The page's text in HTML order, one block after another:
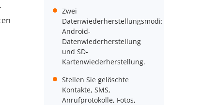
Zwei
Datenwiederherstellungsmodi:
Android-
Datenwiederherstellung
und SD-
Kartenwiederherstellung.
Stellen Sie gelöschte
Kontakte, SMS,
Anrufprotokolle, Fotos,